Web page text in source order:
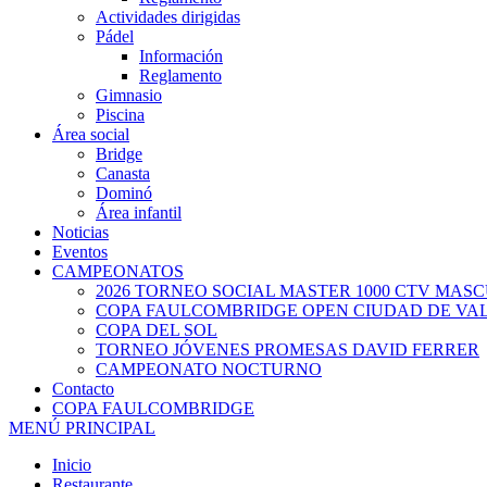
Actividades dirigidas
Pádel
Información
Reglamento
Gimnasio
Piscina
Área social
Bridge
Canasta
Dominó
Área infantil
Noticias
Eventos
CAMPEONATOS
2026 TORNEO SOCIAL MASTER 1000 CTV
COPA FAULCOMBRIDGE OPEN CIUDAD DE
COPA DEL SOL
TORNEO JÓVENES PROMESAS DAVID FERRER
CAMPEONATO NOCTURNO
Contacto
COPA FAULCOMBRIDGE
MENÚ PRINCIPAL
Inicio